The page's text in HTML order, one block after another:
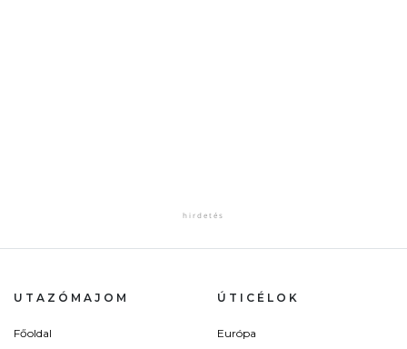
UTAZÓMAJOM
Főoldal
ÚTICÉLOK
Európa